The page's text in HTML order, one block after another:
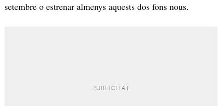
setembre o estrenar almenys aquests dos fons nous.